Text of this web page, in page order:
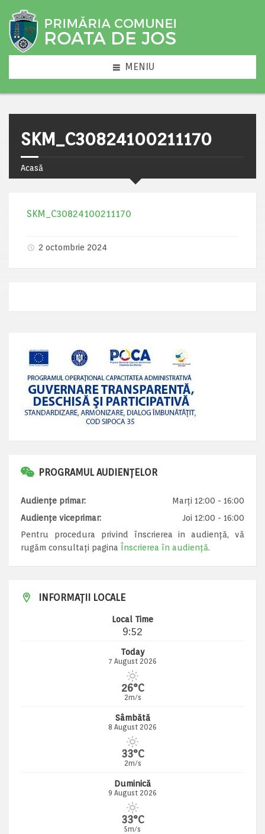
MENIU
SKM_C30824100211170
Acasă
SKM_C30824100211170
2 octombrie 2024
PROGRAMUL AUDIENȚELOR
Audiențe primar:
Marți 12:00 - 16:00
Audiențe viceprimar:
Joi 12:00 - 16:00
Pentru procedura privind înscrierea in audiență, vă
rugăm consultați pagina Înscrierea în audiență.
INFORMAȚII LOCALE
Local Time
9:52
Today
7 August 2026
26°C
2m/s
Sâmbătă
8 August 2026
33°C
2m/s
Duminică
9 August 2026
33°C
5m/s